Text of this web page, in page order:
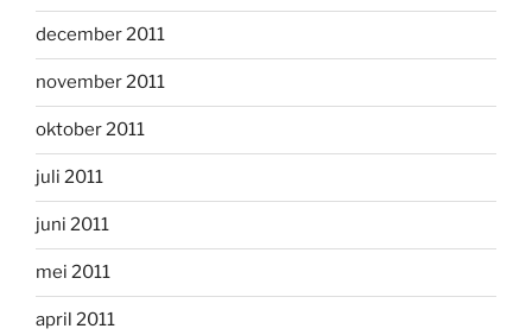
december 2011
november 2011
oktober 2011
juli 2011
juni 2011
mei 2011
april 2011